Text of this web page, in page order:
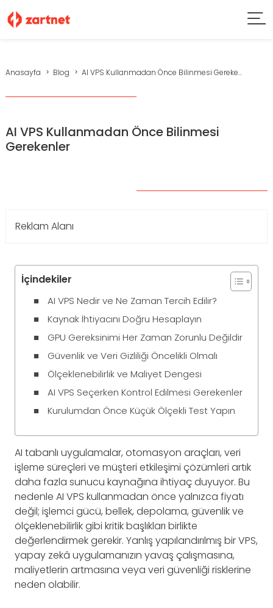
Anasayfa Blog AI VPS Kullanmadan Önce Bilinmesi Gereke...
AI VPS Kullanmadan Önce Bilinmesi
Gerekenler
Reklam Alanı
İçindekiler
AI VPS Nedir ve Ne Zaman Tercih Edilir?
Kaynak İhtiyacını Doğru Hesaplayın
GPU Gereksinimi Her Zaman Zorunlu Değildir
Güvenlik ve Veri Gizliliği Öncelikli Olmalı
Ölçeklenebilirlik ve Maliyet Dengesi
AI VPS Seçerken Kontrol Edilmesi Gerekenler
Kurulumdan Önce Küçük Ölçekli Test Yapın
AI tabanlı uygulamalar, otomasyon araçları, veri
işleme süreçleri ve müşteri etkileşimi çözümleri artık
daha fazla sunucu kaynağına ihtiyaç duyuyor. Bu
nedenle AI VPS kullanmadan önce yalnızca fiyatı
değil; işlemci gücü, bellek, depolama, güvenlik ve
ölçeklenebilirlik gibi kritik başlıkları birlikte
değerlendirmek gerekir. Yanlış yapılandırılmış bir VPS,
yapay zekâ uygulamanızın yavaş çalışmasına,
maliyetlerin artmasına veya veri güvenliği risklerine
neden olabilir.